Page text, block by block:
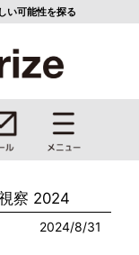
い可能性を探る
察 2024
2024/8/31